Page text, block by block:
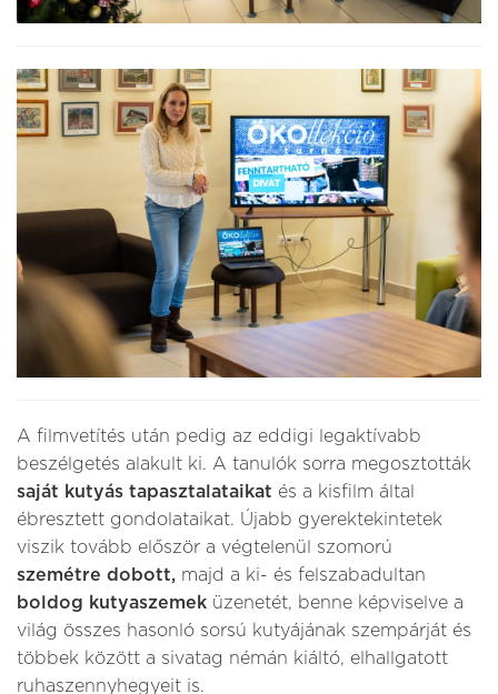
A filmvetítés után pedig az eddigi legaktívabb
beszélgetés alakult ki. A tanulók sorra megosztották
saját kutyás tapasztalataikat és a kisfilm által
ébresztett gondolataikat. Újabb gyerektekintetek
viszik tovább először a végtelenül szomorú
szemétre dobott, majd a ki- és felszabadultan
boldog kutyaszemek üzenetét, benne képviselve a
világ összes hasonló sorsú kutyájának szempárját és
többek között a sivatag némán kiáltó, elhallgatott
ruhaszennyhegyeit is.